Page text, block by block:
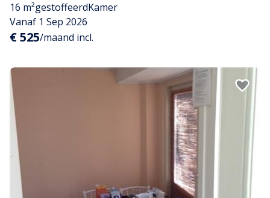
16 m²gestoffeerdKamer
Vanaf 1 Sep 2026
€ 525/maand incl.